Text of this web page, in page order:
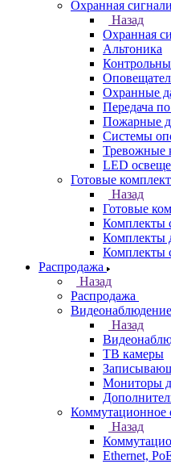
Охранная
Назад
Охранная
Альтоника
Охранные
Передача
Пожарные
Системы
Тревожные
LED
Готовые
Назад
Готовые
Комплекты
Комплекты
Комплекты
Распродажа
Назад
Распродажа
Видеонаблюдение
Назад
ТВ камеры
Мониторы
Коммутационное
Назад
Ethernet,